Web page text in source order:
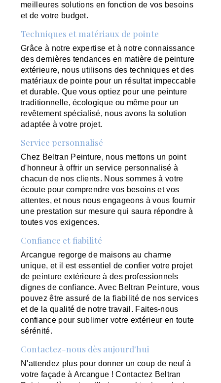
meilleures solutions en fonction de vos besoins
et de votre budget.
Techniques et matériaux de pointe
Grâce à notre expertise et à notre connaissance
des dernières tendances en matière de peinture
extérieure, nous utilisons des techniques et des
matériaux de pointe pour un résultat impeccable
et durable. Que vous optiez pour une peinture
traditionnelle, écologique ou même pour un
revêtement spécialisé, nous avons la solution
adaptée à votre projet.
Service personnalisé
Chez Beltran Peinture, nous mettons un point
d'honneur à offrir un service personnalisé à
chacun de nos clients. Nous sommes à votre
écoute pour comprendre vos besoins et vos
attentes, et nous nous engageons à vous fournir
une prestation sur mesure qui saura répondre à
toutes vos exigences.
Confiance et fiabilité
Arcangue regorge de maisons au charme
unique, et il est essentiel de confier votre projet
de peinture extérieure à des professionnels
dignes de confiance. Avec Beltran Peinture, vous
pouvez être assuré de la fiabilité de nos services
et de la qualité de notre travail. Faites-nous
confiance pour sublimer votre extérieur en toute
sérénité.
Contactez-nous dès aujourd'hui
N'attendez plus pour donner un coup de neuf à
votre façade à Arcangue ! Contactez Beltran